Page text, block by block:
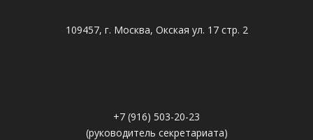
109457, г. Москва, Окская ул. 17 стр. 2
+7 (916) 503-20-23
(руководитель секретариата)